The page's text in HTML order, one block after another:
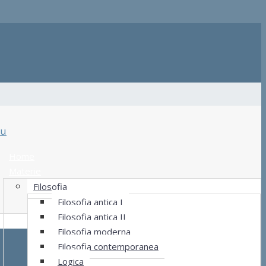
Filosofia
Filosofia antica I
Filosofia antica II
Filosofia moderna
Filosofia contemporanea
Logica